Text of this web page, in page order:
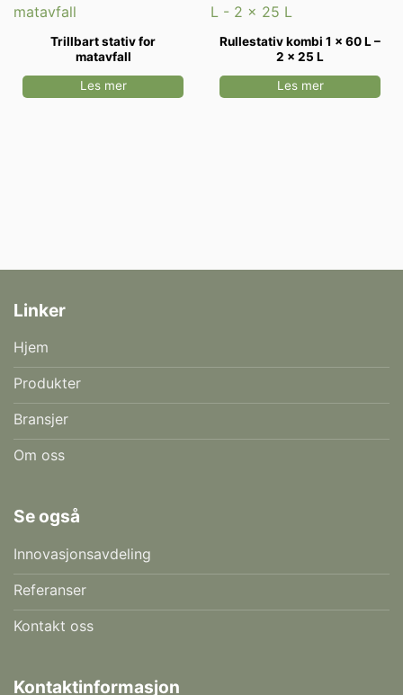
Trillbart stativ for
matavfall
Les mer
Rullestativ kombi 1 x 60 L –
2 x 25 L
Les mer
Linker
Hjem
Produkter
Bransjer
Om oss
Se også
Innovasjonsavdeling
Referanser
Kontakt oss
Kontaktinformasjon